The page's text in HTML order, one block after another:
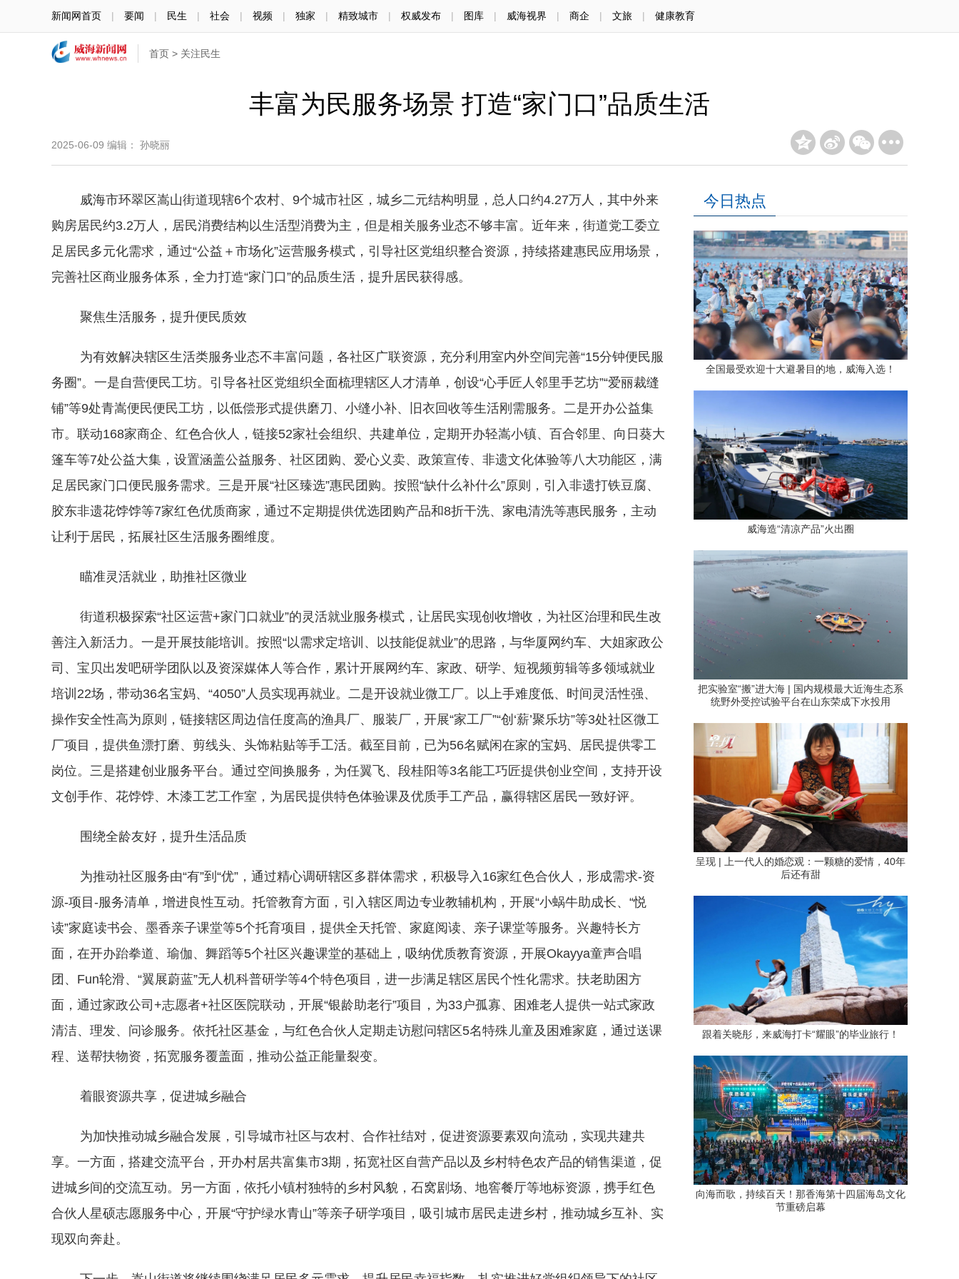
新闻网首页 | 要闻 | 民生 | 社会 | 视频 | 独家 | 精致城市 | 权威发布 | 图库 | 威海视界 | 商企 | 文旅 | 健康教育
首页 > 关注民生
丰富为民服务场景 打造“家门口”品质生活
2025-06-09 编辑： 孙晓丽
威海市环翠区嵩山街道现辖6个农村、9个城市社区，城乡二元结构明显，总人口约4.27万人，其中外来
购房居民约3.2万人，居民消费结构以生活型消费为主，但是相关服务业态不够丰富。近年来，街道党工委立
足居民多元化需求，通过“公益＋市场化”运营服务模式，引导社区党组织整合资源，持续搭建惠民应用场景，
完善社区商业服务体系，全力打造“家门口”的品质生活，提升居民获得感。
聚焦生活服务，提升便民质效
为有效解决辖区生活类服务业态不丰富问题，各社区广联资源，充分利用室内外空间完善“15分钟便民服
务圈”。一是自营便民工坊。引导各社区党组织全面梳理辖区人才清单，创设“心手匠人邻里手艺坊”“爱丽裁缝
铺”等9处青嵩便民便民工坊，以低偿形式提供磨刀、小缝小补、旧衣回收等生活刚需服务。二是开办公益集
市。联动168家商企、红色合伙人，链接52家社会组织、共建单位，定期开办轻嵩小镇、百合邻里、向日葵大
篷车等7处公益大集，设置涵盖公益服务、社区团购、爱心义卖、政策宣传、非遗文化体验等八大功能区，满
足居民家门口便民服务需求。三是开展“社区臻选”惠民团购。按照“缺什么补什么”原则，引入非遗打铁豆腐、
胶东非遗花饽饽等7家红色优质商家，通过不定期提供优选团购产品和8折干洗、家电清洗等惠民服务，主动
让利于居民，拓展社区生活服务圈维度。
瞄准灵活就业，助推社区微业
街道积极探索“社区运营+家门口就业”的灵活就业服务模式，让居民实现创收增收，为社区治理和民生改
善注入新活力。一是开展技能培训。按照“以需求定培训、以技能促就业”的思路，与华厦网约车、大姐家政公
司、宝贝出发吧研学团队以及资深媒体人等合作，累计开展网约车、家政、研学、短视频剪辑等多领域就业
培训22场，带动36名宝妈、“4050”人员实现再就业。二是开设就业微工厂。以上手难度低、时间灵活性强、
操作安全性高为原则，链接辖区周边信任度高的渔具厂、服装厂，开展“家工厂”“创‘薪’聚乐坊”等3处社区微工
厂项目，提供鱼漂打磨、剪线头、头饰粘贴等手工活。截至目前，已为56名赋闲在家的宝妈、居民提供零工
岗位。三是搭建创业服务平台。通过空间换服务，为任翼飞、段桂阳等3名能工巧匠提供创业空间，支持开设
文创手作、花饽饽、木漆工艺工作室，为居民提供特色体验课及优质手工产品，赢得辖区居民一致好评。
围绕全龄友好，提升生活品质
为推动社区服务由“有”到“优”，通过精心调研辖区多群体需求，积极导入16家红色合伙人，形成需求-资
源-项目-服务清单，增进良性互动。托管教育方面，引入辖区周边专业教辅机构，开展“小蜗牛助成长、“悦
读”家庭读书会、墨香亲子课堂等5个托育项目，提供全天托管、家庭阅读、亲子课堂等服务。兴趣特长方
面，在开办跆拳道、瑜伽、舞蹈等5个社区兴趣课堂的基础上，吸纳优质教育资源，开展Okayya童声合唱
团、Fun轮滑、“翼展蔚蓝”无人机科普研学等4个特色项目，进一步满足辖区居民个性化需求。扶老助困方
面，通过家政公司+志愿者+社区医院联动，开展“银龄助老行”项目，为33户孤寡、困难老人提供一站式家政
清洁、理发、问诊服务。依托社区基金，与红色合伙人定期走访慰问辖区5名特殊儿童及困难家庭，通过送课
程、送帮扶物资，拓宽服务覆盖面，推动公益正能量裂变。
着眼资源共享，促进城乡融合
为加快推动城乡融合发展，引导城市社区与农村、合作社结对，促进资源要素双向流动，实现共建共
享。一方面，搭建交流平台，开办村居共富集市3期，拓宽社区自营产品以及乡村特色农产品的销售渠道，促
进城乡间的交流互动。另一方面，依托小镇村独特的乡村风貌，石窝剧场、地窖餐厅等地标资源，携手红色
合伙人星硕志愿服务中心，开展“守护绿水青山”等亲子研学项目，吸引城市居民走进乡村，推动城乡互补、实
现双向奔赴。
今日热点
全国最受欢迎十大避暑目的地，威海入选！
威海造“清凉产品”火出圈
把实验室“搬”进大海 | 国内规模最大近海生态系
统野外受控试验平台在山东荣成下水投用
呈现 | 上一代人的婚恋观：一颗糖的爱情，40年
后还有甜
跟着关晓彤，来威海打卡“耀眼”的毕业旅行！
向海而歌，持续百天！那香海第十四届海岛文化
节重磅启幕